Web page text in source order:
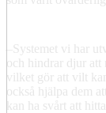
–Systemet vi har
och hindrar djur att
vilket gör att vilt
också hjälpa dem
kan ha svårt att